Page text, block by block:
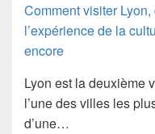
Comment visiter
l’expérience de la
encore
Lyon est la deuxième
l’une des villes les
d’une…